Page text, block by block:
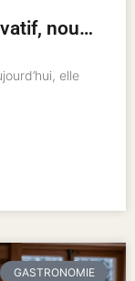
La chambre avec jacuzzi privatif, nouveau standard de l’hôtellerie romantique
elle
GASTRONOMIE